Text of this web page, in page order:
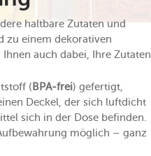
haltbare Zutaten und
zu einem dekorativen
auch dabei, Ihre Zutaten
(BPA-frei) gefertigt,
Deckel, der sich luftdicht
sich in der Dose befinden.
möglich – ganz